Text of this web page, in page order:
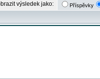
výsledek jako: Příspěvky